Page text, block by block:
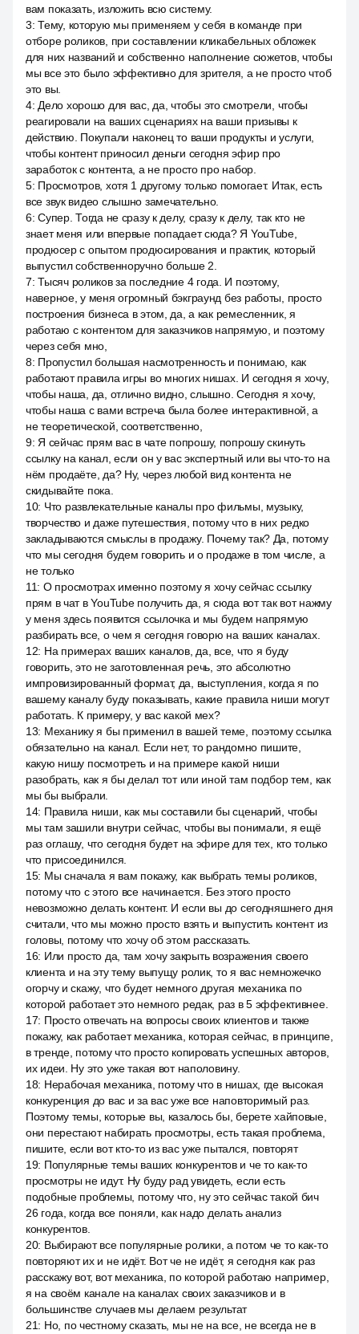
вам показать, изложить всю систему.
3:Тему, которую мы применяем у себя в команде при
отборе роликов, при составлении кликабельных обложек
для них названий и собственно наполнение сюжетов, чтобы
мы все это было эффективно для зрителя, а не просто чтоб
это вы.
4: Дело хорошо для вас, да, чтобы это смотрели, чтобы
реагировали на ваших сценариях на ваши призывы к
действию. Покупали наконец то ваши продукты и услуги,
чтобы контент приносил деньги сегодня эфир про
заработок с контента, а не просто про набор.
5: Просмотров, хотя 1 другому только помогает. Итак, есть
все звук видео слышно замечательно.
6:Супер. Тогда не сразу к делу, сразу к делу, так кто не
знает меня или впервые попадает сюда? Я YouTube,
продюсер с опытом продюсирования и практик, который
выпустил собственноручно больше 2.
7:Тысяч роликов за последние 4 года. И поэтому,
наверное, у меня огромный бэкграунд без работы, просто
построения бизнеса в этом, да, а как ремесленник, я
работаю с контентом для заказчиков напрямую, и поэтому
через себя мно,
8: Пропустил большая насмотренность и понимаю, как
работают правила игры во многих нишах. И сегодня я хочу,
чтобы наша, да, отлично видно, слышно. Сегодня я хочу,
чтобы наша с вами встреча была более интерактивной, а
не теоретической, соответственно,
9: Я сейчас прям вас в чате попрошу, попрошу скинуть
ссылку на канал, если он у вас экспертный или вы что-то на
нём продаёте, да? Ну, через любой вид контента не
скидывайте пока.
10: Что развлекательные каналы про фильмы, музыку,
творчество и даже путешествия, потому что в них редко
закладываются смыслы в продажу. Почему так? Да, потому
что мы сегодня будем говорить и о продаже в том числе, а
не только
11: О просмотрах именно поэтому я хочу сейчас ссылку
прям в чат в YouTube получить да, я сюда вот так вот нажму
у меня здесь появится ссылочка и мы будем напрямую
разбирать все, о чем я сегодня говорю на ваших каналах.
12: На примерах ваших каналов, да, все, что я буду
говорить, это не заготовленная речь, это абсолютно
импровизированный формат, да, выступления, когда я по
вашему каналу буду показывать, какие правила ниши могут
работать. К примеру, у вас какой мех?
13: Механику я бы применил в вашей теме, поэтому ссылка
обязательно на канал. Если нет, то рандомно пишите,
какую нишу посмотреть и на примере какой ниши
разобрать, как я бы делал тот или иной там подбор тем, как
мы бы выбрали.
14: Правила ниши, как мы составили бы сценарий, чтобы
мы там зашили внутри сейчас, чтобы вы понимали, я ещё
раз оглашу, что сегодня будет на эфире для тех, кто только
что присоединился.
15: Мы сначала я вам покажу, как выбрать темы роликов,
потому что с этого все начинается. Без этого просто
невозможно делать контент. И если вы до сегодняшнего дня
считали, что мы можно просто взять и выпустить контент из
головы, потому что хочу об этом рассказать.
16: Или просто да, там хочу закрыть возражения своего
клиента и на эту тему выпущу ролик, то я вас немножечко
огорчу и скажу, что будет немного другая механика по
которой работает это немного редак, раз в 5 эффективнее.
17: Просто отвечать на вопросы своих клиентов и также
покажу, как работает механика, которая сейчас, в принципе,
в тренде, потому что просто копировать успешных авторов,
их идеи. Ну это уже такая вот наполовину.
18: Нерабочая механика, потому что в нишах, где высокая
конкуренция до вас и за вас уже все наповторимый раз.
Поэтому темы, которые вы, казалось бы, берете хайповые,
они перестают набирать просмотры, есть такая проблема,
пишите, если вот кто-то из вас уже пытался, повторят
19: Популярные темы ваших конкурентов и че то как-то
просмотры не идут. Ну буду рад увидеть, если есть
подобные проблемы, потому что, ну это сейчас такой бич
26 года, когда все поняли, как надо делать анализ
конкурентов.
20: Выбирают все популярные ролики, а потом че то как-то
повторяют их и не идёт. Вот че не идёт, я сегодня как раз
расскажу вот, вот механика, по которой работаю например,
я на своём канале на каналах своих заказчиков и в
большинстве случаев мы делаем результат
21: Но, по честному сказать, мы не на все, не всегда не в